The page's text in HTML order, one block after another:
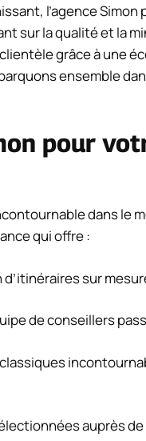
l’agence Simon
sur la qualité et la
grâce à une
ensemble
pour
dans le
qui offre :
sur
de conseillers
auprès